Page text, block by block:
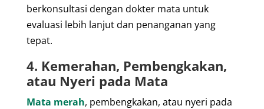
berkonsultasi dengan dokter mata untuk
evaluasi lebih lanjut dan penanganan yang
tepat.
4. Kemerahan, Pembengkakan,
atau Nyeri pada Mata
Mata merah, pembengkakan, atau nyeri pada